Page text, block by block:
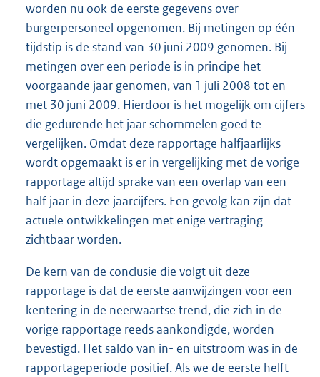
worden nu ook de eerste gegevens over
burgerpersoneel opgenomen. Bij metingen op één
tijdstip is de stand van 30 juni 2009 genomen. Bij
metingen over een periode is in principe het
voorgaande jaar genomen, van 1 juli 2008 tot en
met 30 juni 2009. Hierdoor is het mogelijk om cijfers
die gedurende het jaar schommelen goed te
vergelijken. Omdat deze rapportage halfjaarlijks
wordt opgemaakt is er in vergelijking met de vorige
rapportage altijd sprake van een overlap van een
half jaar in deze jaarcijfers. Een gevolg kan zijn dat
actuele ontwikkelingen met enige vertraging
zichtbaar worden.
De kern van de conclusie die volgt uit deze
rapportage is dat de eerste aanwijzingen voor een
kentering in de neerwaartse trend, die zich in de
vorige rapportage reeds aankondigde, worden
bevestigd. Het saldo van in- en uitstroom was in de
rapportageperiode positief. Als we de eerste helft